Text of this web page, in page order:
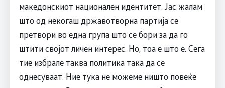
македонскиот национален идентитет. Јас жалам
што од некогаш државотворна партија се
претвори во една група што се бори за да го
штити својот личен интерес. Но, тоа е што е. Сега
тие избрале таква политика така да се
однесуваат. Ние тука не можеме ништо повеќе